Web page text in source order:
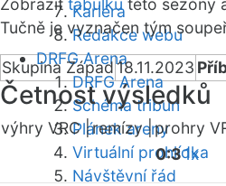
Kariéra
Redakce webu
DRFG Arena
DRFG Arena
Schéma tribun
Plánek areny
Virtuální prohlídka
Návštěvní řád
Zobrazit tabulku této sezóny
Tučně je vyznačen tým
Skupina Západ18.11.2023
Četnost výsledků
výhry VRC |remízy |prohry
0:31x